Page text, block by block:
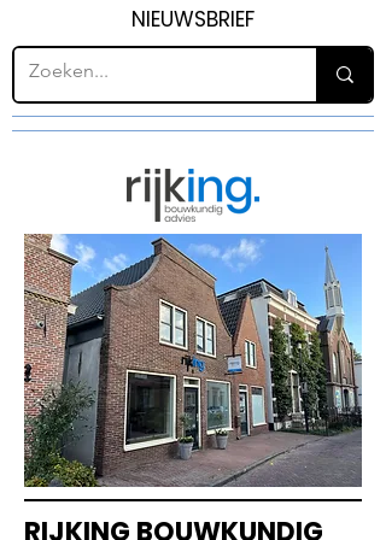
NIEUWSBRIEF
RIJKING BOUWKUNDIG